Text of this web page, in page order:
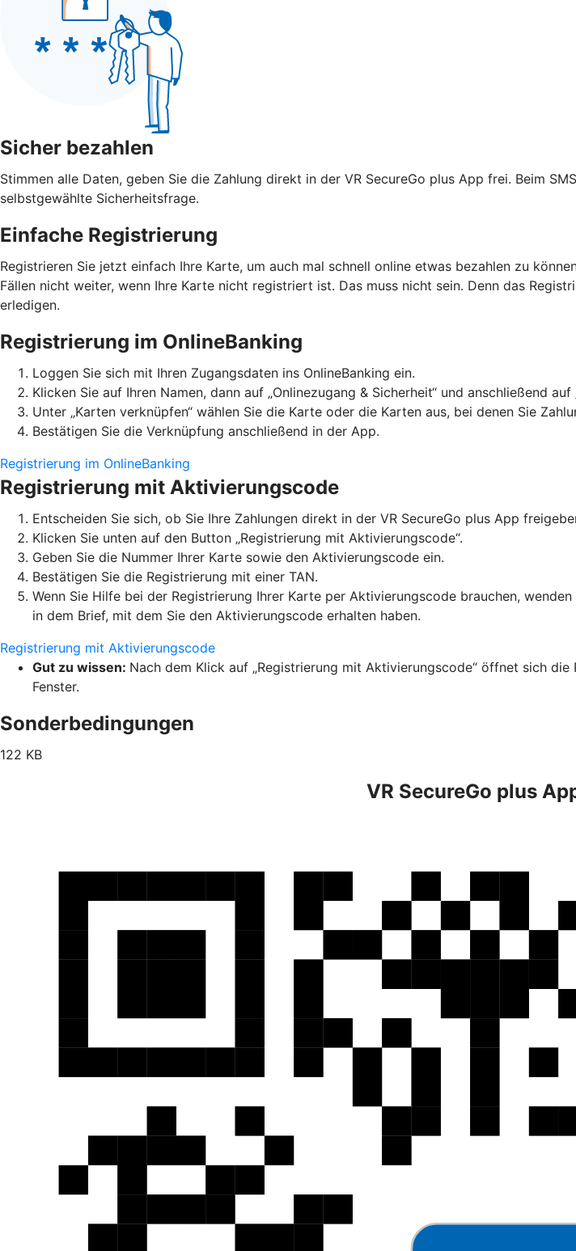
Sicher bezahlen
Stimmen alle Daten, geben Sie die Zahlung direkt in der VR SecureGo plus App frei. Beim
selbstgewählte Sicherheitsfrage.
Einfache Registrierung
Registrieren Sie jetzt einfach Ihre Karte, um auch mal schnell online etwas bezahlen zu
Fällen nicht weiter, wenn Ihre Karte nicht registriert ist. Das muss nicht sein. Denn das
erledigen.
Registrierung im OnlineBanking
Loggen Sie sich mit Ihren Zugangsdaten ins OnlineBanking ein.
Klicken Sie auf Ihren Namen, dann auf „Onlinezugang & Sicherheit“ und anschließend auf
Unter „Karten verknüpfen“ wählen Sie die Karte oder die Karten aus, bei denen Sie
Bestätigen Sie die Verknüpfung anschließend in der App.
Registrierung im OnlineBanking
Registrierung mit Aktivierungscode
Entscheiden Sie sich, ob Sie Ihre Zahlungen direkt in der VR SecureGo plus App
Klicken Sie unten auf den Button „Registrierung mit Aktivierungscode“.
Geben Sie die Nummer Ihrer Karte sowie den Aktivierungscode ein.
Bestätigen Sie die Registrierung mit einer TAN.
Wenn Sie Hilfe bei der Registrierung Ihrer Karte per Aktivierungscode brauchen,
in dem Brief, mit dem Sie den Aktivierungscode erhalten haben.
Registrierung mit Aktivierungscode
Gut zu wissen: Nach dem Klick auf „Registrierung mit Aktivierungscode“ öffnet sich
Fenster.
Sonderbedingungen
122 KB
VR SecureGo plus